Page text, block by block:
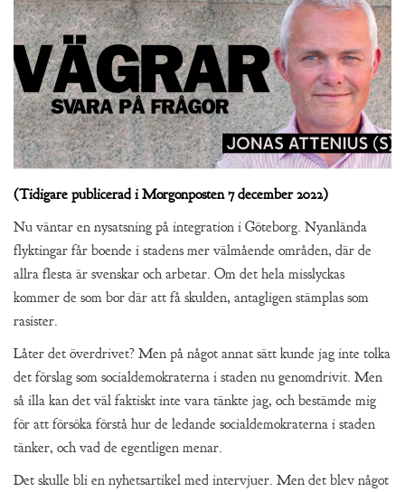
(Tidigare publicerad i Morgonposten 7 december 2022)
Nu väntar en nysatsning på integration i Göteborg. Nyanlända
flyktingar får boende i stadens mer välmående områden, där de
allra flesta är svenskar och arbetar. Om det hela misslyckas
kommer de som bor där att få skulden, antagligen stämplas som
rasister.
Låter det överdrivet? Men på något annat sätt kunde jag inte tolka
det förslag som socialdemokraterna i staden nu genomdrivit. Men
så illa kan det väl faktiskt inte vara tänkte jag, och bestämde mig
för att försöka förstå hur de ledande socialdemokraterna i staden
tänker, och vad de egentligen menar.
Det skulle bli en nyhetsartikel med intervjuer. Men det blev något